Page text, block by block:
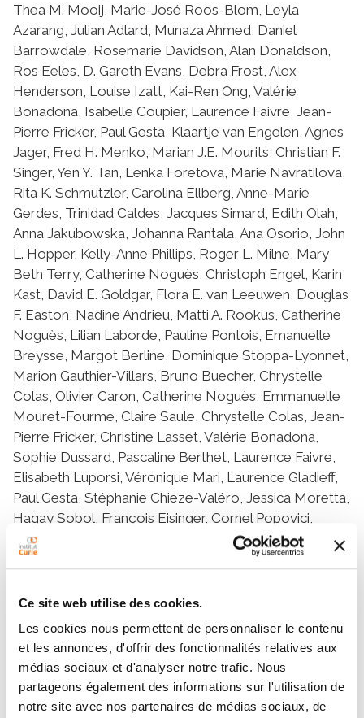
Ce site web utilise des cookies.
Les cookies nous permettent de personnaliser le contenu
et les annonces, d'offrir des fonctionnalités relatives aux
médias sociaux et d'analyser notre trafic. Nous
partageons également des informations sur l'utilisation de
notre site avec nos partenaires de médias sociaux, de
Thea M. Mooij, Marie-José Roos-Blom, Leyla
Azarang, Julian Adlard, Munaza Ahmed, Daniel
Barrowdale, Rosemarie Davidson, Alan Donaldson,
Ros Eeles, D. Gareth Evans, Debra Frost, Alex
Henderson, Louise Izatt, Kai-Ren Ong, Valérie
Bonadona, Isabelle Coupier, Laurence Faivre, Jean-
Pierre Fricker, Paul Gesta, Klaartje van Engelen, Agnes
Jager, Fred H. Menko, Marian J.E. Mourits, Christian F.
Singer, Yen Y. Tan, Lenka Foretova, Marie Navratilova,
Rita K. Schmutzler, Carolina Ellberg, Anne-Marie
Gerdes, Trinidad Caldes, Jacques Simard, Edith Olah,
Anna Jakubowska, Johanna Rantala, Ana Osorio, John
L. Hopper, Kelly-Anne Phillips, Roger L. Milne, Mary
Beth Terry, Catherine Noguès, Christoph Engel, Karin
Kast, David E. Goldgar, Flora E. van Leeuwen, Douglas
F. Easton, Nadine Andrieu, Matti A. Rookus, Catherine
Noguès, Lilian Laborde, Pauline Pontois, Emanuelle
Breysse, Margot Berline, Dominique Stoppa-Lyonnet,
Marion Gauthier-Villars, Bruno Buecher, Chrystelle
Colas, Olivier Caron, Catherine Noguès, Emmanuelle
Mouret-Fourme, Claire Saule, Chrystelle Colas, Jean-
Pierre Fricker, Christine Lasset, Valérie Bonadona,
Sophie Dussard, Pascaline Berthet, Laurence Faivre,
Elisabeth Luporsi, Véronique Mari, Laurence Gladieff,
Paul Gesta, Stéphanie Chieze-Valéro, Jessica Moretta,
Hagay Sobol, François Eisinger, Cornel Popovici,
Michel Longy, Louise Grivelli, Chrystelle Colas, Florent
Soubrier, Patrick Benusiglio, Isabelle Coupier, Pascal
Meschin, Alain Lortholary, Claude Adenis, Audrey
Abadie, Julie Tinat, Isabelle Tennevet, Christine
Maugard, Yves-Jean Bignon, Mathilde Gay Bellile,
Clotilde Penet, Hélène Dreyfus, Odile Cohen-
Haguenauer, Brigitte Gilbert, Laurence Venat-Bouvet,